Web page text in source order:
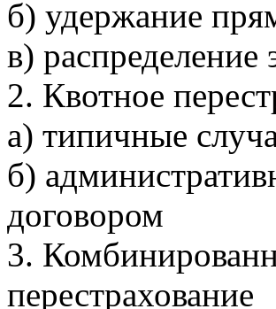
б) удержание
в) распределение
2. Квотное
а) типичные
б)
договором
3.
перестрахование